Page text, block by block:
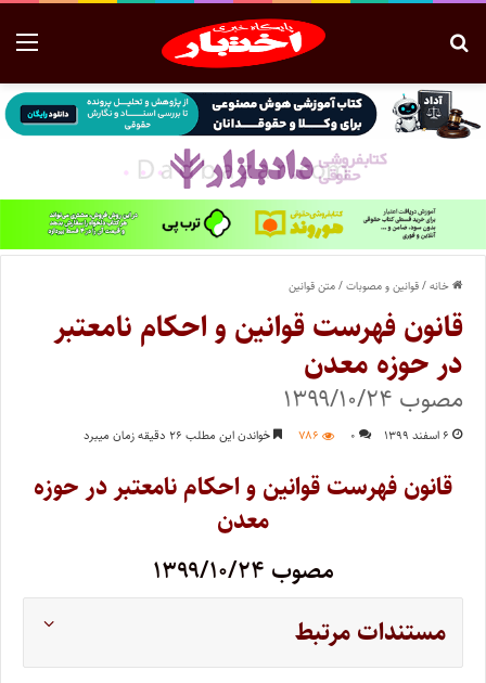
خانه/قوانین و مصوبات/متن قوانین
قانون فهرست قوانین و احکام نامعتبر
در حوزه معدن
مصوب ۱۳۹۹/۱۰/۲۴
۶ اسفند ۱۳۹۹ ۰ ۷۸۶ خواندن این مطلب ۲۶ دقیقه زمان میبرد
قانون فهرست قوانین و احکام نامعتبر در حوزه
معدن
مصوب ۱۳۹۹/۱۰/۲۴
مستندات مرتبط